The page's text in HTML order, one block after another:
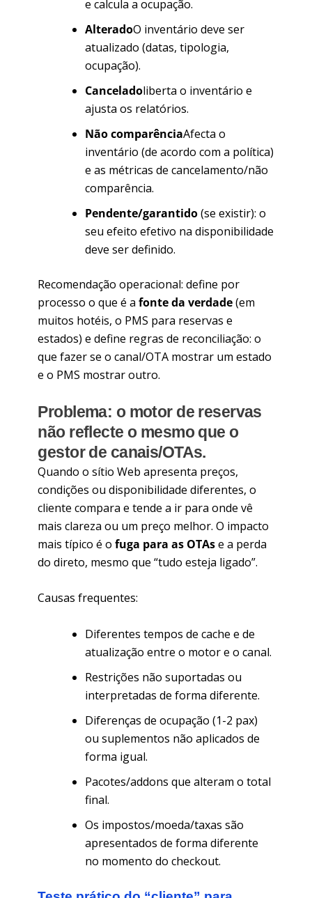
e calcula a ocupação.
AlteradoO inventário deve ser
atualizado (datas, tipologia,
ocupação).
Canceladoliberta o inventário e
ajusta os relatórios.
Não comparênciaAfecta o
inventário (de acordo com a política)
e as métricas de cancelamento/não
comparência.
Pendente/garantido(se existir): o
seu efeito efetivo na disponibilidade
deve ser definido.
Recomendação operacional: define por
processo o que é afonte da verdade(em
muitos hotéis, o PMS para reservas e
estados) e define regras de reconciliação: o
que fazer se o canal/OTA mostrar um estado
e o PMS mostrar outro.
Problema: o motor de reservas
não reflecte o mesmo que o
gestor de canais/OTAs.
Quando o sítio Web apresenta preços,
condições ou disponibilidade diferentes, o
cliente compara e tende a ir para onde vê
mais clareza ou um preço melhor. O impacto
mais típico é ofuga para as OTAse a perda
do direto, mesmo que “tudo esteja ligado”.
Causas frequentes:
Diferentes tempos de cache e de
atualização entre o motor e o canal.
Restrições não suportadas ou
interpretadas de forma diferente.
Diferenças de ocupação (1-2 pax)
ou suplementos não aplicados de
forma igual.
Pacotes/addons que alteram o total
final.
Os impostos/moeda/taxas são
apresentados de forma diferente
no momento do checkout.